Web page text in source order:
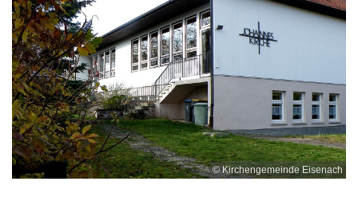
© Kirchengemeinde Eisenach